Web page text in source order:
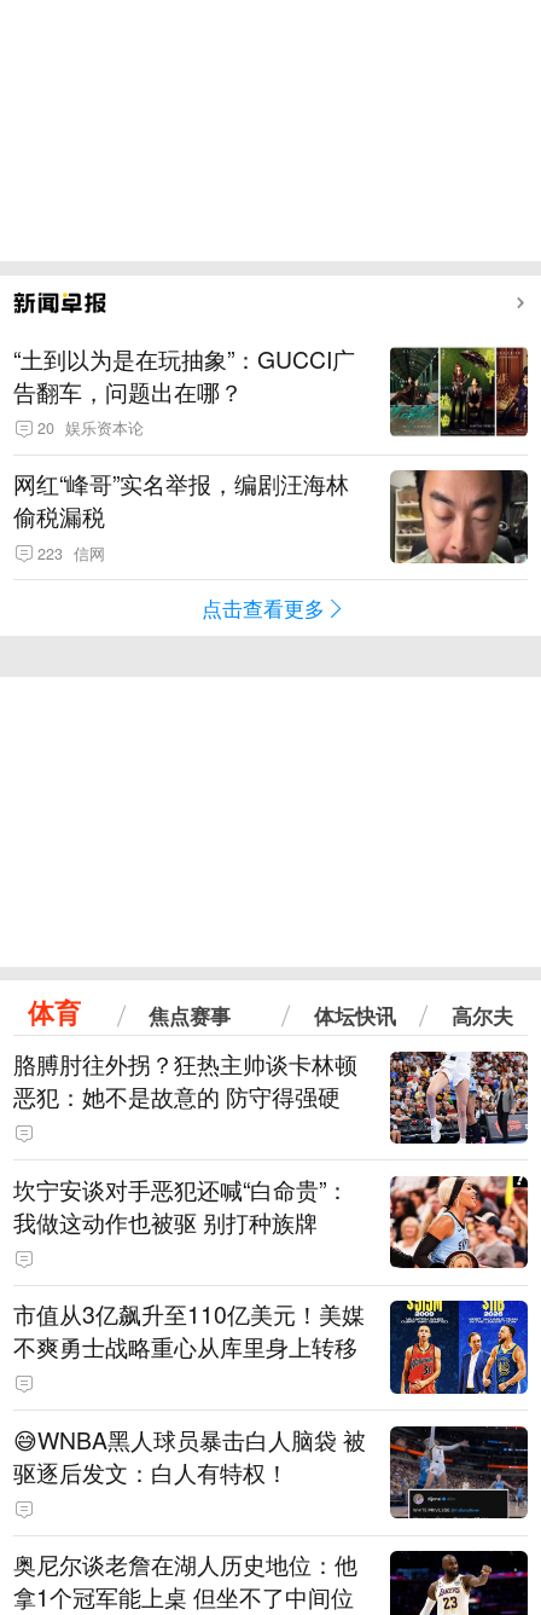
“土到以为是在玩抽象”：GUCCI广
告翻车，问题出在哪？
20 娱乐资本论
网红“峰哥”实名举报，编剧汪海林
偷税漏税
223 信网
点击查看更多
体育 焦点赛事 体坛快讯 高尔夫
胳膊肘往外拐？狂热主帅谈卡林顿
恶犯：她不是故意的 防守得强硬
坎宁安谈对手恶犯还喊“白命贵”：
我做这动作也被驱 别打种族牌
市值从3亿飙升至110亿美元！美媒
不爽勇士战略重心从库里身上转移
😅WNBA黑人球员暴击白人脑袋 被
驱逐后发文：白人有特权！
奥尼尔谈老詹在湖人历史地位：他
拿1个冠军能上桌 但坐不了中间位